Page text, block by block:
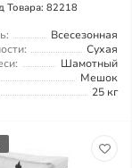
Товара: 82218
Всесезонная
Сухая
Шамотный
Мешок
25 кг